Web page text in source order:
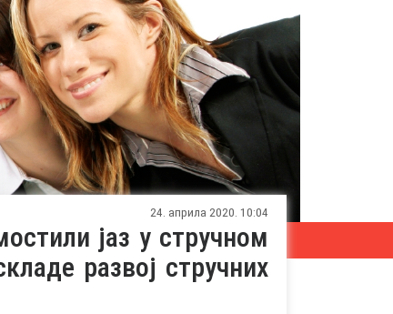
24. априла 2020. 10:04
јаз у стручном
развој стручних